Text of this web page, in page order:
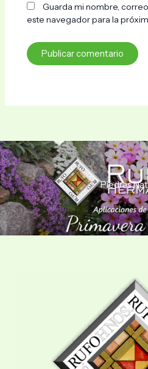
Guarda mi nombre,
este navegador para la
Piedras